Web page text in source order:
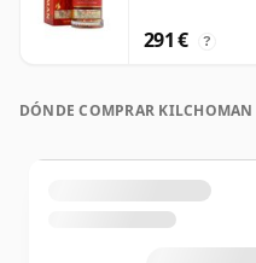
291 € ?
DÓNDE COMPRAR KILCHOMAN